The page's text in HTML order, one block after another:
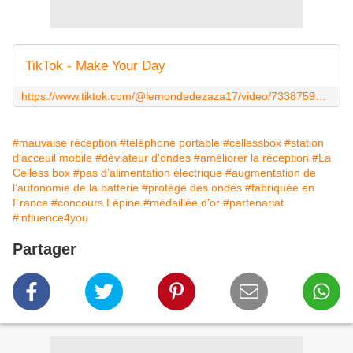
TikTok - Make Your Day
#mauvaise réception #téléphone portable #cellessbox #station
d'acceuil mobile #déviateur d'ondes #améliorer la réception #La
Celless box #pas d’alimentation électrique #augmentation de
l’autonomie de la batterie #protège des ondes #fabriquée en
France #concours Lépine #médaillée d'or #partenariat
#influence4you
Partager